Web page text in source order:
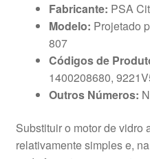
Fabricante: PSA
Modelo: Projetado
807
Códigos de
1400208680,
Outros Números:
Substituir o motor de vidro
relativamente simples e,